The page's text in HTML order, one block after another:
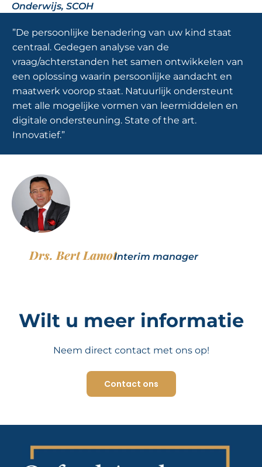
Onderwijs, SCOH
”De persoonlijke benadering van uw kind staat
centraal. Gedegen analyse van de
vraag/achterstanden het samen ontwikkelen van
een oplossing waarin persoonlijke aandacht en
maatwerk voorop staat. Natuurlijk ondersteunt
met alle mogelijke vormen van leermiddelen en
digitale ondersteuning. State of the art.
Innovatief.”
Drs. Bert LamotInterim manager
Wilt u meer informatie
Neem direct contact met ons op!
Contact ons